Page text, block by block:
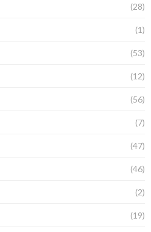
(28)
(1)
(53)
(12)
(56)
(7)
(47)
(46)
(2)
(19)